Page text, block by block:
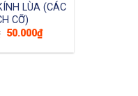
LÙA (CÁC
CỠ)
Giá
là:
50.000₫Giá
hiện
tại